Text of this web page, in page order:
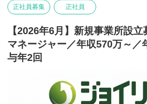
正社員募集 正社員
【2026年6月】新規事業所設
マネージャー／年収570万～／
与年2回